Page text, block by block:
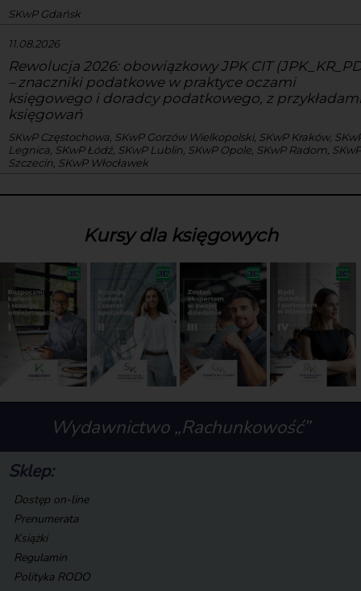
SKwP Gdańsk
11.08.2026
Rewolucja 2026: obowiązkowy JPK CIT
– znaczniki podatkowe w praktyce oczami
księgowego i doradcy podatkowego, z
księgowań
SKwP Częstochowa, SKwP Gorzów Wielkopolski, SKwP Kraków,
Legnica, SKwP Łódź, SKwP Lublin, SKwP Opole, SKwP Radom, SKwP
Szczecin, SKwP Włocławek
Kursy dla księgowych
Wydawnictwo „Rachunkowość”
Sklep:
Dostęp on-line
Prenumerata
Książki
Regulamin
Polityka RODO